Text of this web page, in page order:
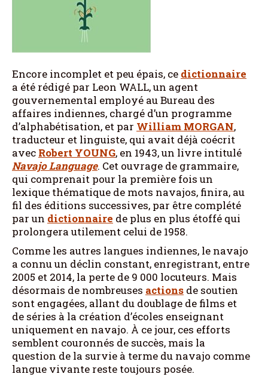
Encore incomplet et peu épais, ce dictionnaire
a été rédigé par Leon WALL, un agent
gouvernemental employé au Bureau des
affaires indiennes, chargé d’un programme
d’alphabétisation, et par William MORGAN,
traducteur et linguiste, qui avait déjà coécrit
avec Robert YOUNG, en 1943, un livre intitulé
Navajo Language. Cet ouvrage de grammaire,
qui comprenait pour la première fois un
lexique thématique de mots navajos, finira, au
fil des éditions successives, par être complété
par un dictionnaire de plus en plus étoffé qui
prolongera utilement celui de 1958.
Comme les autres langues indiennes, le navajo
a connu un déclin constant, enregistrant, entre
2005 et 2014, la perte de 9 000 locuteurs. Mais
désormais de nombreuses actions de soutien
sont engagées, allant du doublage de films et
de séries à la création d’écoles enseignant
uniquement en navajo. À ce jour, ces efforts
semblent couronnés de succès, mais la
question de la survie à terme du navajo comme
langue vivante reste toujours posée.